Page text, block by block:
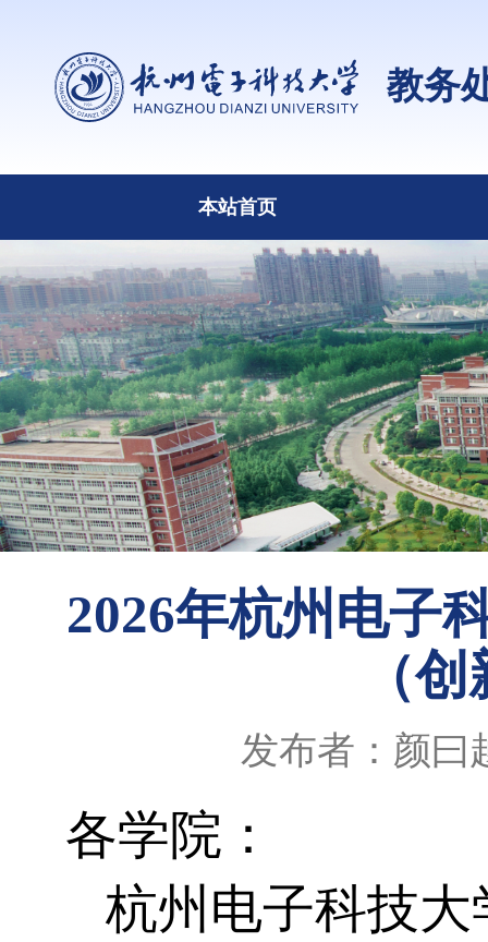
教务
本站首页
2026年杭州电子
（
发布者：颜曰
各学院：
杭州电子科技